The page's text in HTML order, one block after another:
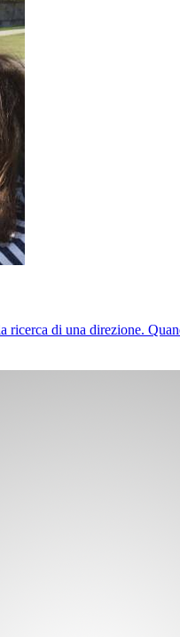
ricerca di una direzione.